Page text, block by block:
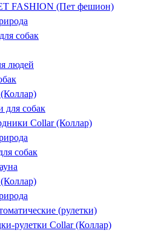
FASHION (Пет фешион)
собак
людей
для собак
Collar (Коллар)
собак
(рулетки)
рулетки Collar (Коллар)